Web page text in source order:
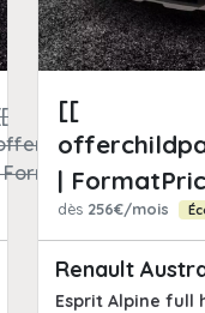
FormatPrice ]]
[[
|
dès 256€/mois
Renault
Esprit Alpine full